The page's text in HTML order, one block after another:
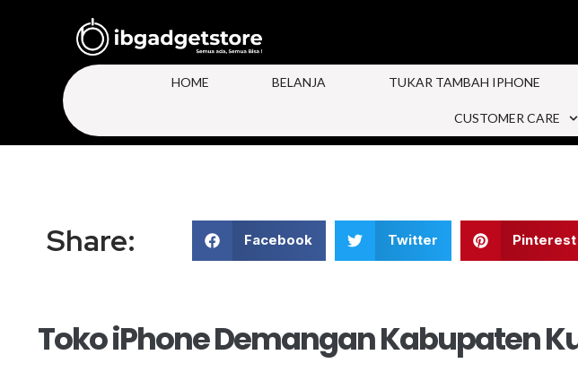
HOME BELANJA TUKAR TAMBAH IPHONE
CUSTOMER CARE
Share: Facebook Twitter Pinterest
Toko iPhone Demangan Kabupaten